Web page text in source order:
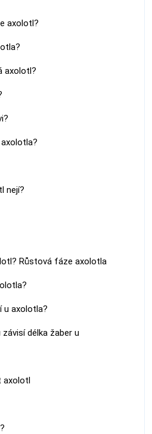
axolotl?
axolotl?
nejí?
Růstová fáze axolotla
u axolotla?
délka žaber u
axolotl